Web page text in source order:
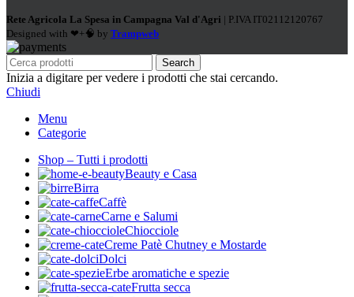
Rete Agricola La Spesa in Campagna Val d'Agri | P.IVA IT02112120767
Designed with ❤+🧠 by Trampweb
Search
Inizia a digitare per vedere i prodotti che stai cercando.
Chiudi
Menu
Categorie
Shop – Tutti i prodotti
Beauty e Casa
Birra
Caffè
Carne e Salumi
Chiocciole
Creme Patè Chutney e Mostarde
Dolci
Erbe aromatiche e spezie
Frutta secca